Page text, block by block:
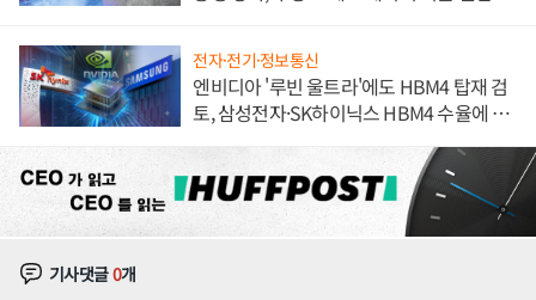
전자·전기·정보통신
엔비디아 '루빈 울트라'에도 HBM4 탑재 검
토, 삼성전자·SK하이닉스 HBM4 수율에 주
기사댓글0개